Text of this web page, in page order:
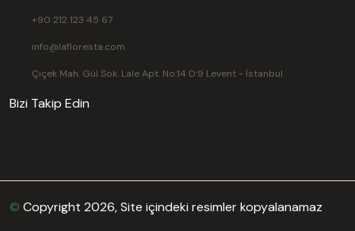
+90 212 123 45 67
info@lafloresta.com
Çiçek Mah. Gül Sok. Lale Apt. No:14 D:9 Levent - İstanbul
Bizi Takip Edin
© Copyright 2026, Site içindeki resimler kopyalanamaz